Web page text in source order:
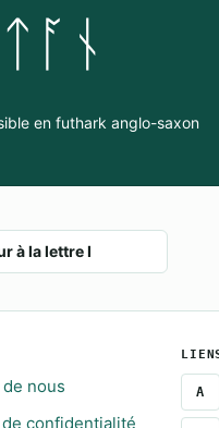
en futhark anglo-saxon
à la lettre I
nous
confidentialité
A